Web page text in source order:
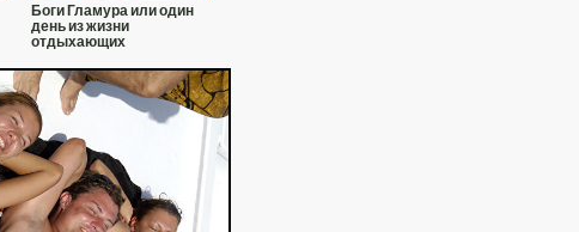
Боги Гламура или один
день из жизни
отдыхающих